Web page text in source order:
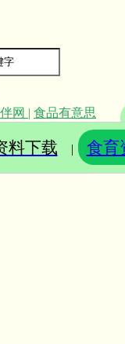
网 | 食品有意思
料下载 | 食育